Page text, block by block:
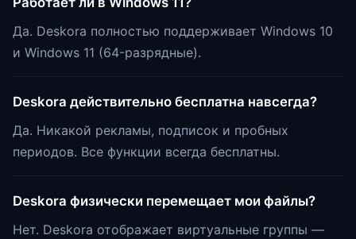
Да. Deskora полностью поддерживает Windows 10
и Windows 11 (64-разрядные).
Deskora действительно бесплатна навсегда?
Да. Никакой рекламы, подписок и пробных
периодов. Все функции всегда бесплатны.
Deskora физически перемещает мои файлы?
Нет. Deskora отображает виртуальные группы —